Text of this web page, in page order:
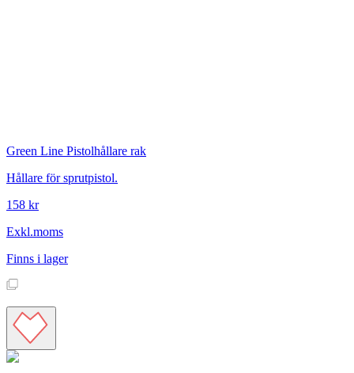
Green Line Pistolhållare rak
Hållare för sprutpistol.
158 kr
Exkl.moms
Finns i lager